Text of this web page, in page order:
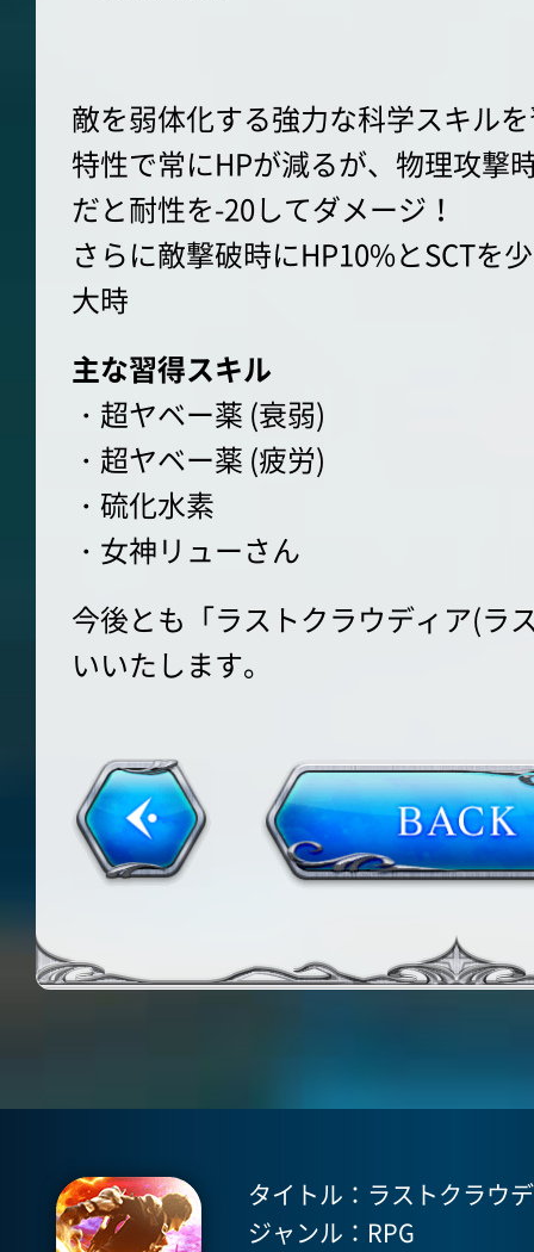
敵を弱体化する強力な科学スキル
特性で常にHPが減るが、物理攻撃
だと耐性を-20してダメージ！
さらに敵撃破時にHP10%とSCTを
大時
主な習得スキル
・超ヤベー薬 (衰弱)
・超ヤベー薬 (疲労)
・硫化水素
・女神リューさん
今後とも「ラストクラウディア(ラ
いいたします。
タイトル：ラストクラウ
ジャンル：RPG